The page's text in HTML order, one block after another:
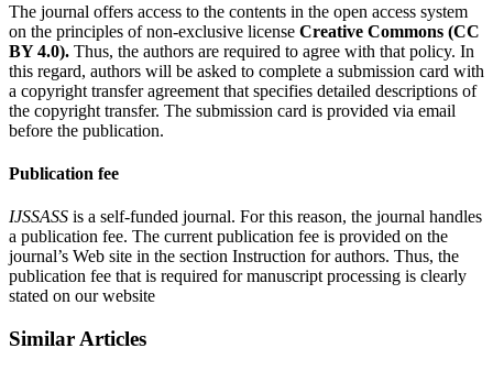
The journal offers access to the contents in the open access system
on the principles of non-exclusive license Creative Commons (CC
BY 4.0). Thus, the authors are required to agree with that policy. In
this regard, authors will be asked to complete a submission card with
a copyright transfer agreement that specifies detailed descriptions of
the copyright transfer. The submission card is provided via email
before the publication.
Publication fee
IJSSASS is a self-funded journal. For this reason, the journal handles
a publication fee. The current publication fee is provided on the
journal’s Web site in the section Instruction for authors. Thus, the
publication fee that is required for manuscript processing is clearly
stated on our website
Similar Articles